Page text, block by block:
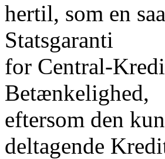
hertil, som en
Statsgaranti
for Central-
Betænkelighed,
eftersom den
deltagende